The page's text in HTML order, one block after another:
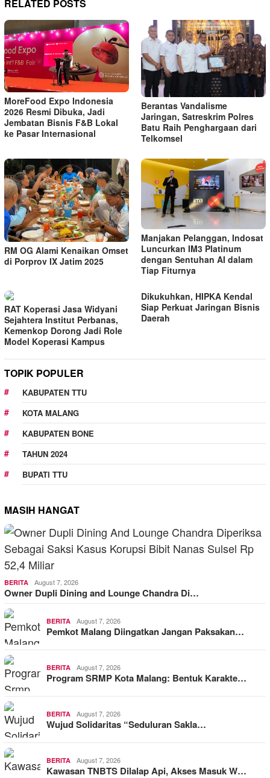
RELATED POSTS
MoreFood Expo Indonesia
2026 Resmi Dibuka, Jadi
Jembatan Bisnis F&B Lokal
ke Pasar Internasional
Berantas Vandalisme
Jaringan, Satreskrim Polres
Batu Raih Penghargaan dari
Telkomsel
RM OG Alami Kenaikan Omset
di Porprov IX Jatim 2025
Manjakan Pelanggan, Indosat
Luncurkan IM3 Platinum
dengan Sentuhan AI dalam
Tiap Fiturnya
RAT Koperasi Jasa Widyani
Sejahtera Institut Perbanas,
Kemenkop Dorong Jadi Role
Model Koperasi Kampus
Dikukuhkan, HIPKA Kendal
Siap Perkuat Jaringan Bisnis
Daerah
TOPIK POPULER
KABUPATEN TTU
KOTA MALANG
KABUPATEN BONE
TAHUN 2024
BUPATI TTU
MASIH HANGAT
BERITA August 7, 2026
Owner Dupli Dining and Lounge Chandra Di…
BERITA August 7, 2026
Pemkot Malang Diingatkan Jangan Paksakan…
BERITA August 7, 2026
Program SRMP Kota Malang: Bentuk Karakte…
BERITA August 7, 2026
Wujud Solidaritas “Seduluran Sakla…
BERITA August 7, 2026
Kawasan TNBTS Dilalap Api, Akses Masuk W…